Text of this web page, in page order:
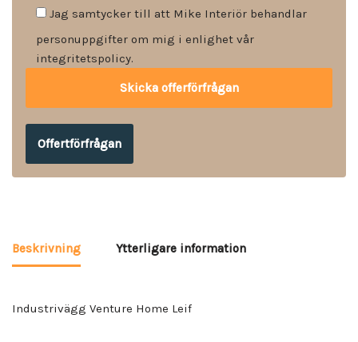
Jag samtycker till att Mike Interiör behandlar
personuppgifter om mig i enlighet vår
integritetspolicy.
Offertförfrågan
Beskrivning Ytterligare information
Industrivägg Venture Home Leif